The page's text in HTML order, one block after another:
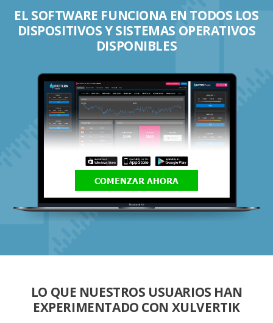
EL SOFTWARE FUNCIONA EN TODOS LOS
DISPOSITIVOS Y SISTEMAS OPERATIVOS
DISPONIBLES
COMENZAR AHORA
LO QUE NUESTROS USUARIOS HAN
EXPERIMENTADO CON XULVERTIK